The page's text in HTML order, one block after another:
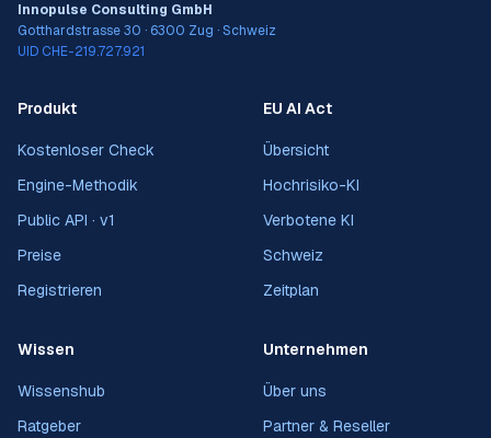
Innopulse Consulting GmbH
Gotthardstrasse 30 · 6300 Zug · Schweiz
UID CHE-219.727.921
Produkt
Kostenloser Check
Engine-Methodik
Public API · v1
Preise
Registrieren
EU AI Act
Übersicht
Hochrisiko-KI
Verbotene KI
Schweiz
Zeitplan
Wissen
Wissenshub
Ratgeber
Unternehmen
Über uns
Partner & Reseller